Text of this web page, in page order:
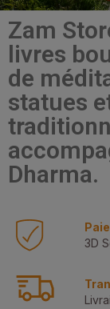
Zam
livres
de
statues
Dharma.
3D